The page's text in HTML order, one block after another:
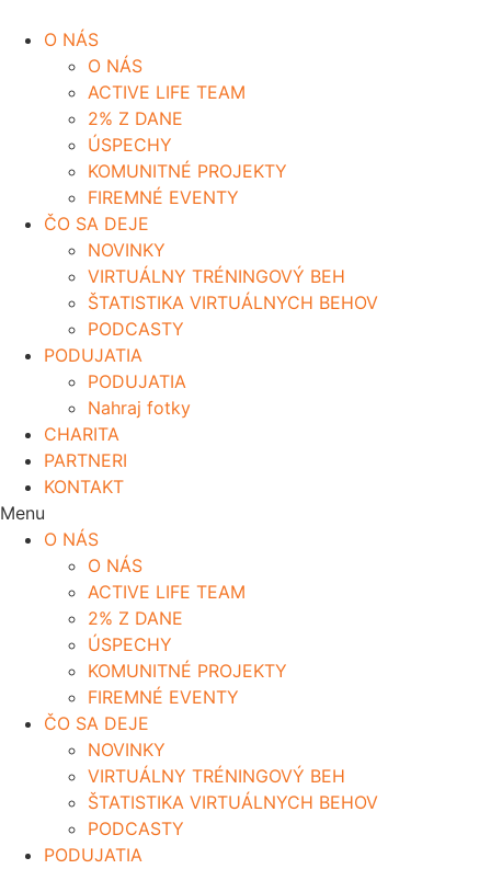
O NÁS
O NÁS
ACTIVE LIFE TEAM
2% Z DANE
ÚSPECHY
KOMUNITNÉ PROJEKTY
FIREMNÉ EVENTY
ČO SA DEJE
NOVINKY
VIRTUÁLNY TRÉNINGOVÝ BEH
ŠTATISTIKA VIRTUÁLNYCH BEHOV
PODCASTY
PODUJATIA
PODUJATIA
Nahraj fotky
CHARITA
PARTNERI
KONTAKT
Menu
O NÁS
O NÁS
ACTIVE LIFE TEAM
2% Z DANE
ÚSPECHY
KOMUNITNÉ PROJEKTY
FIREMNÉ EVENTY
ČO SA DEJE
NOVINKY
VIRTUÁLNY TRÉNINGOVÝ BEH
ŠTATISTIKA VIRTUÁLNYCH BEHOV
PODCASTY
PODUJATIA